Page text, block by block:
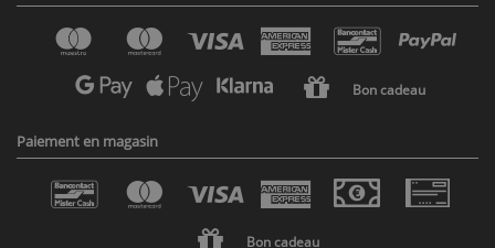
Bon cadeau
Paiement en magasin
Bon cadeau